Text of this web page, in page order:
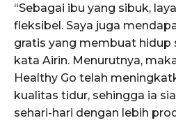
“Sebagai ibu yang sibuk,
fleksibel. Saya juga
gratis yang membuat hidup
kata Airin. Menurutnya,
Healthy Go telah
kualitas tidur, sehingga ia
sehari-hari dengan lebih